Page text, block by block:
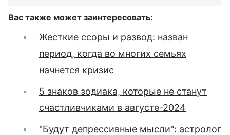
Вас также может заинтересовать:
Жесткие ссоры и развод: назван
период, когда во многих семьях
начнется кризис
5 знаков зодиака, которые не станут
счастливчиками в августе-2024
"Будут депрессивные мысли": астролог